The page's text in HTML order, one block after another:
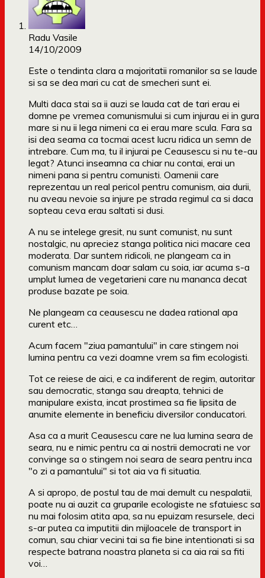
Radu Vasile
14/10/2009
Este o tendinta clara a majoritatii romanilor sa se laude
si sa se dea mari cu cat de smecheri sunt ei.
Multi daca stai sa ii auzi se lauda cat de tari erau ei
domne pe vremea comunismului si cum injurau ei in gura
mare si nu ii lega nimeni ca ei erau mare scula. Fara sa
isi dea seama ca tocmai acest lucru ridica un semn de
intrebare. Cum ma, tu il injurai pe Ceausescu si nu te-au
legat? Atunci inseamna ca chiar nu contai, erai un
nimeni pana si pentru comunisti. Oamenii care
reprezentau un real pericol pentru comunism, aia durii,
nu aveau nevoie sa injure pe strada regimul ca si daca
sopteau ceva erau saltati si dusi.
A nu se intelege gresit, nu sunt comunist, nu sunt
nostalgic, nu apreciez stanga politica nici macare cea
moderata. Dar suntem ridicoli, ne plangeam ca in
comunism mancam doar salam cu soia, iar acuma s-a
umplut lumea de vegetarieni care nu mananca decat
produse bazate pe soia.
Ne plangeam ca ceausescu ne dadea rational apa
curent etc…
Acum facem "ziua pamantului" in care stingem noi
lumina pentru ca vezi doamne vrem sa fim ecologisti.
Tot ce reiese de aici, e ca indiferent de regim, autoritar
sau democratic, stanga sau dreapta, tehnici de
manipulare exista, incat prostimea sa fie lipsita de
anumite elemente in beneficiu diversilor conducatori.
Asa ca a murit Ceausescu care ne lua lumina seara de
seara, nu e nimic pentru ca ai nostrii democrati ne vor
convinge sa o stingem noi seara de seara pentru inca
"o zi a pamantului" si tot aia va fi situatia.
A si apropo, de postul tau de mai demult cu nespalatii,
poate nu ai auzit ca gruparile ecologiste ne sfatuiesc sa
nu mai folosim atita apa, sa nu epuizam resursele, deci
s-ar putea ca imputitii din mijloacele de transport in
comun, sau chiar vecini tai sa fie bine intentionati si sa
respecte batrana noastra planeta si ca aia rai sa fiti
voi…